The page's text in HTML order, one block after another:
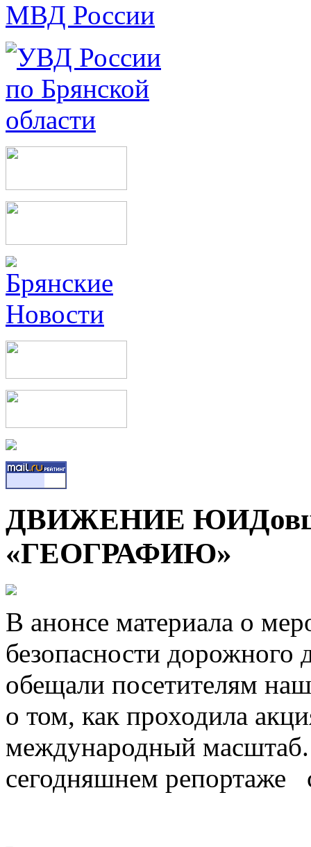
ДВИЖЕНИЕ
«ГЕОГРАФИЮ»
В анонсе материала о
безопасности
обещали посетителям
о том, как проходила
международный
сегодняшнем репортаже